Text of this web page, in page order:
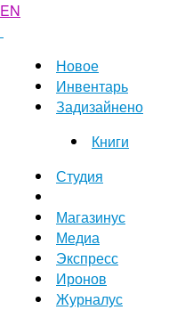
EN
Новое
Инвентарь
Задизайнено
Книги
Студия
Магазинус
Медиа
Экспресс
Иронов
Журналус